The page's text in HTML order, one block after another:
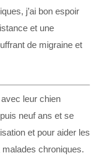
j’ai bon espoir
et une
de migraine et
leur chien
neuf ans et se
et pour aider les
chroniques.